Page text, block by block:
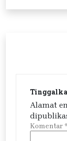
Alamat
Komentar